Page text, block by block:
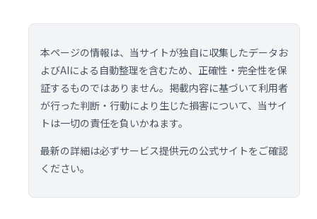
本ページの情報は、当サイトが独自に収集したデータお
よびAIによる自動整理を含むため、正確性・完全性を保
証するものではありません。掲載内容に基づいて利用者
が行った判断・行動により生じた損害について、当サイ
トは一切の責任を負いかねます。
最新の詳細は必ずサービス提供元の公式サイトをご確認
ください。